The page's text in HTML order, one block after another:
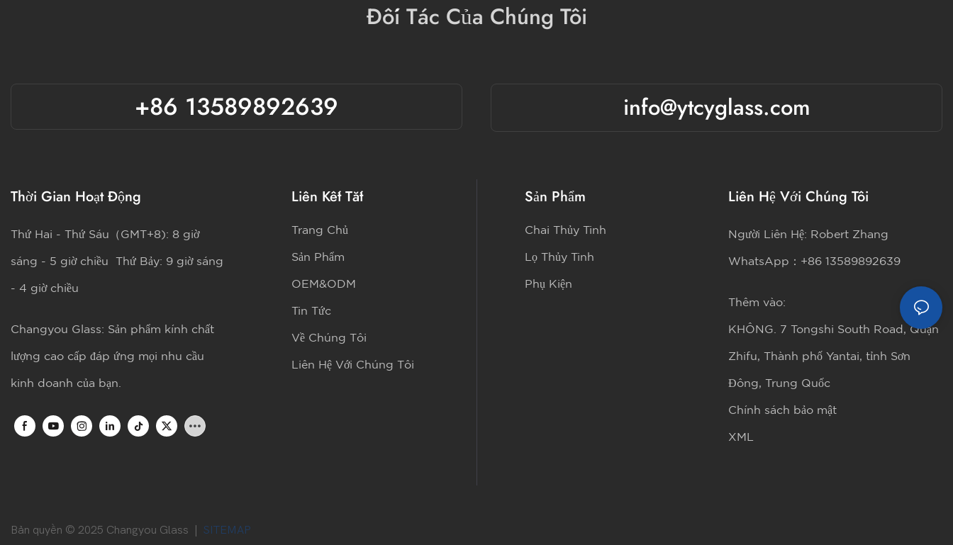
Đối Tác Của Chúng Tôi
+86 13589892639 info@ytcyglass.com
Thời Gian Hoạt Động
Thứ Hai - Thứ Sáu（GMT+8): 8 giờ
sáng - 5 giờ chiều Thứ Bảy: 9 giờ sáng
- 4 giờ chiều
Changyou Glass: Sản phẩm kính chất
lượng cao cấp đáp ứng mọi nhu cầu
kinh doanh của bạn.
Liên Kết Tắt
Trang Chủ
Sản Phẩm
OEM&ODM
Tin Tức
Về Chúng Tôi
Liên Hệ Với Chúng Tôi
Sản Phẩm
Chai Thủy Tinh
Lọ Thủy Tinh
Phụ Kiện
Liên Hệ Với Chúng Tôi
Người Liên Hệ: Robert Zhang
WhatsApp：+86 13589892639
Thêm vào:
KHÔNG. 7 Tongshi South Road, Quận
Zhifu, Thành phố Yantai, tỉnh Sơn
Đông, Trung Quốc
Chính sách bảo mật
XML
Bản quyền © 2025 Changyou Glass | SITEMAP